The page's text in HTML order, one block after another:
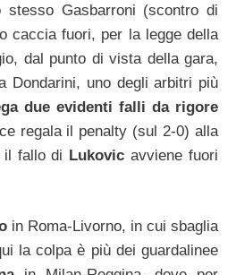
Gasbarroni (scontro di
caccia fuori, per la legge della
dal punto di vista della gara,
Dondarini, uno degli arbitri più
due evidenti falli da rigore
regala il penalty (sul 2-0) alla
il fallo di Lukovicavviene fuori
in Roma-Livorno, in cui sbaglia
la colpa è più dei guardalinee